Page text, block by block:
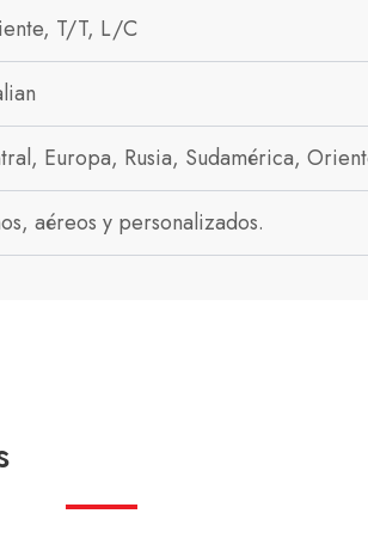
T/T, L/C
Europa, Rusia, Sudamérica,
aéreos y personalizados.